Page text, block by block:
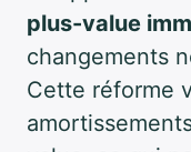
plus-value
changements
Cette réforme